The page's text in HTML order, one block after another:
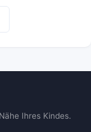
Ihres Kindes.